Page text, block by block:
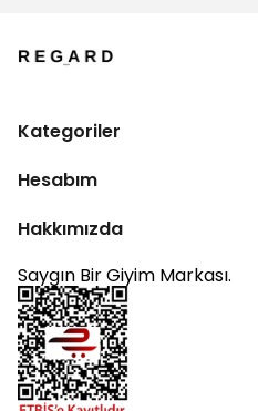
Kategoriler
Hesabım
Hakkımızda
Saygın Bir Giyim Markası.